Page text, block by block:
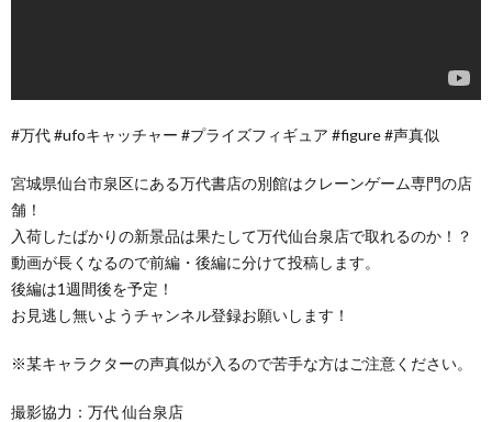
#万代 #ufoキャッチャー #プライズフィギュア #figure #声真似
宮城県仙台市泉区にある万代書店の別館はクレーンゲーム専門の店
舗！
入荷したばかりの新景品は果たして万代仙台泉店で取れるのか！？
動画が長くなるので前編・後編に分けて投稿します。
後編は1週間後を予定！
お見逃し無いようチャンネル登録お願いします！
※某キャラクターの声真似が入るので苦手な方はご注意ください。
撮影協力：万代 仙台泉店